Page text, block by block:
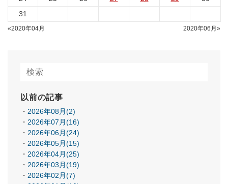
31
«2020年04月 2020年06月»
以前の記事
2026年08月(2)
2026年07月(16)
2026年06月(24)
2026年05月(15)
2026年04月(25)
2026年03月(19)
2026年02月(7)